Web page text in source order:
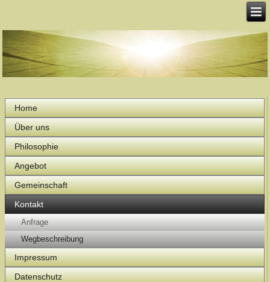
Home
Über uns
Philosophie
Angebot
Gemeinschaft
Kontakt
Anfrage
Wegbeschreibung
Impressum
Datenschutz